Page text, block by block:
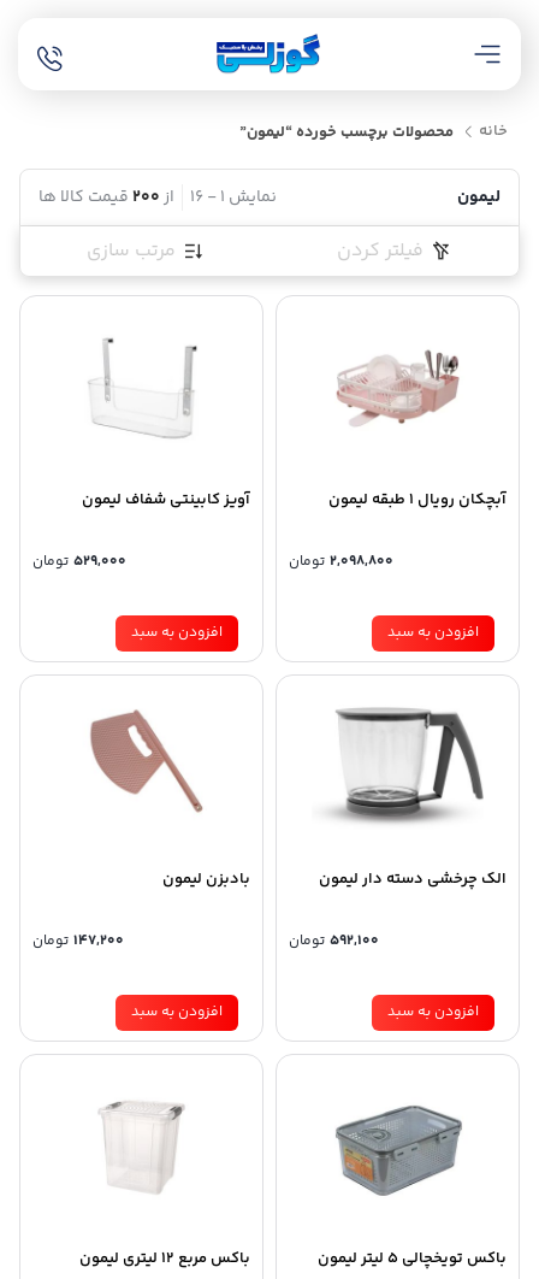
خانه محصولات برچسب خورده “لیمون”
لیمون نمایش 1
-
16 از200قیمت کالا ها
فیلتر کردن مرتب سازی
آبچکان رویال 1 طبقه لیمون
تومان
افزودن به سبد
آویز کابینتی شفاف لیمون
تومان
افزودن به سبد
الک چرخشی دسته دار لیمون
تومان
افزودن به سبد
بادبزن لیمون
تومان
افزودن به سبد
باکس تویخچالی 5 لیتر لیمون باکس مربع 12 لیتری لیمون